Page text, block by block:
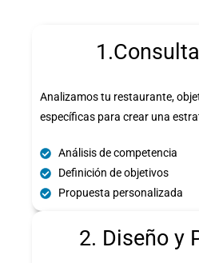
Analizamos tu restaurante,
específicas para crear una
Análisis de competencia
Definición de objetivos
Propuesta personalizada
2. Diseño y